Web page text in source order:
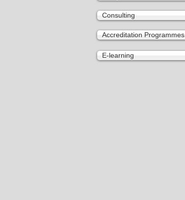
Consulting
Accreditation Programmes
E-learning